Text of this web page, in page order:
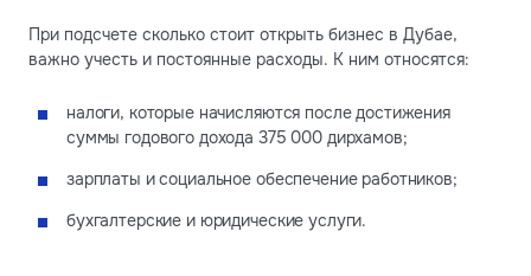
При подсчете сколько стоит открыть бизнес в Дубае,
важно учесть и постоянные расходы. К ним относятся:
налоги, которые начисляются после достижения
суммы годового дохода 375 000 дирхамов;
зарплаты и социальное обеспечение работников;
бухгалтерские и юридические услуги.